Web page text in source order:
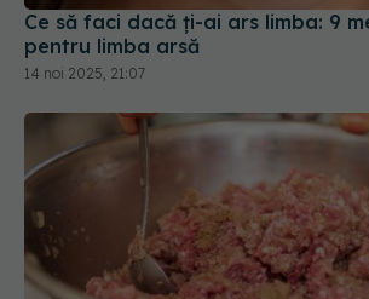
Ce să faci dacă ți-ai ars limba: 9
pentru limba arsă
14 noi 2025, 21:07